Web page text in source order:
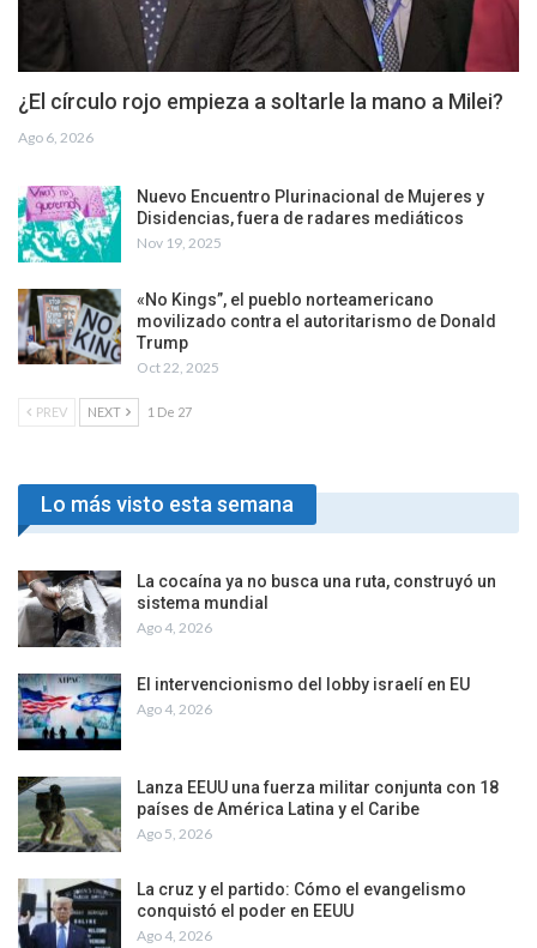
¿El círculo rojo empieza a soltarle la mano a Milei?
Ago 6, 2026
Nuevo Encuentro Plurinacional de Mujeres y
Disidencias, fuera de radares mediáticos
Nov 19, 2025
«No Kings”, el pueblo norteamericano
movilizado contra el autoritarismo de Donald
Trump
Oct 22, 2025
PREV NEXT 1 De 27
Lo más visto esta semana
La cocaína ya no busca una ruta, construyó un
sistema mundial
Ago 4, 2026
El intervencionismo del lobby israelí en EU
Ago 4, 2026
Lanza EEUU una fuerza militar conjunta con 18
países de América Latina y el Caribe
Ago 5, 2026
La cruz y el partido: Cómo el evangelismo
conquistó el poder en EEUU
Ago 4, 2026